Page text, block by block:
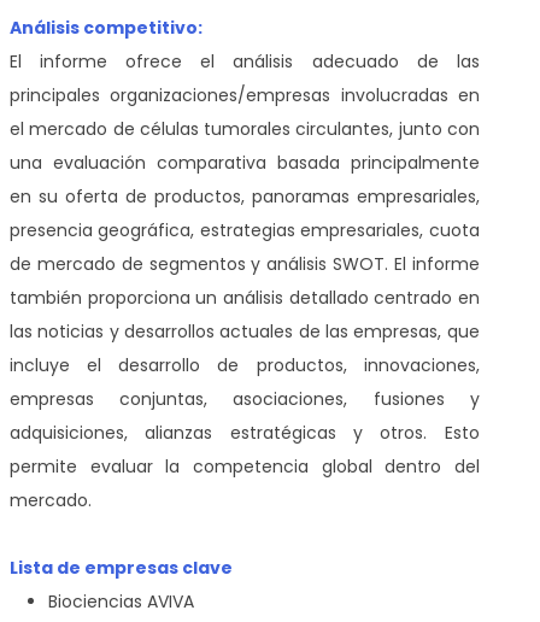
Análisis competitivo:
El informe ofrece el análisis adecuado de las
principales organizaciones/empresas involucradas en
el mercado de células tumorales circulantes, junto con
una evaluación comparativa basada principalmente
en su oferta de productos, panoramas empresariales,
presencia geográfica, estrategias empresariales, cuota
de mercado de segmentos y análisis SWOT. El informe
también proporciona un análisis detallado centrado en
las noticias y desarrollos actuales de las empresas, que
incluye el desarrollo de productos, innovaciones,
empresas conjuntas, asociaciones, fusiones y
adquisiciones, alianzas estratégicas y otros. Esto
permite evaluar la competencia global dentro del
mercado.
Lista de empresas clave
Biociencias AVIVA